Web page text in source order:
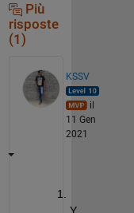
Più
risposte
(1)
KSSV
il
11 Gen
2021